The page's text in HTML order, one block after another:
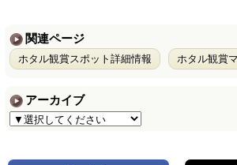
関連ページ
ホタル観賞スポット詳細情報 ホタル観賞
アーカイブ